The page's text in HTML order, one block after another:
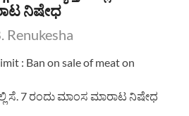
ನಿಷೇಧ
Renukesha
: Ban on sale of meat on
ಸೆ. 7 ರಂದು ಮಾಂಸ ಮಾರಾಟ ನಿಷೇಧ